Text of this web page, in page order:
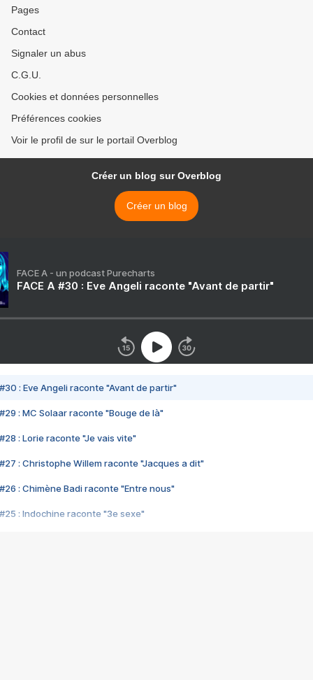
Pages
Contact
Signaler un abus
C.G.U.
Cookies et données personnelles
Préférences cookies
Voir le profil de sur le portail Overblog
Créer un blog sur Overblog
Créer un blog
FACE A - un podcast Purecharts
FACE A #30 : Eve Angeli raconte "Avant de partir"
#30 : Eve Angeli raconte "Avant de partir"
#29 : MC Solaar raconte "Bouge de là"
#28 : Lorie raconte "Je vais vite"
#27 : Christophe Willem raconte "Jacques a dit"
#26 : Chimène Badi raconte "Entre nous"
#25 : Indochine raconte "3e sexe"